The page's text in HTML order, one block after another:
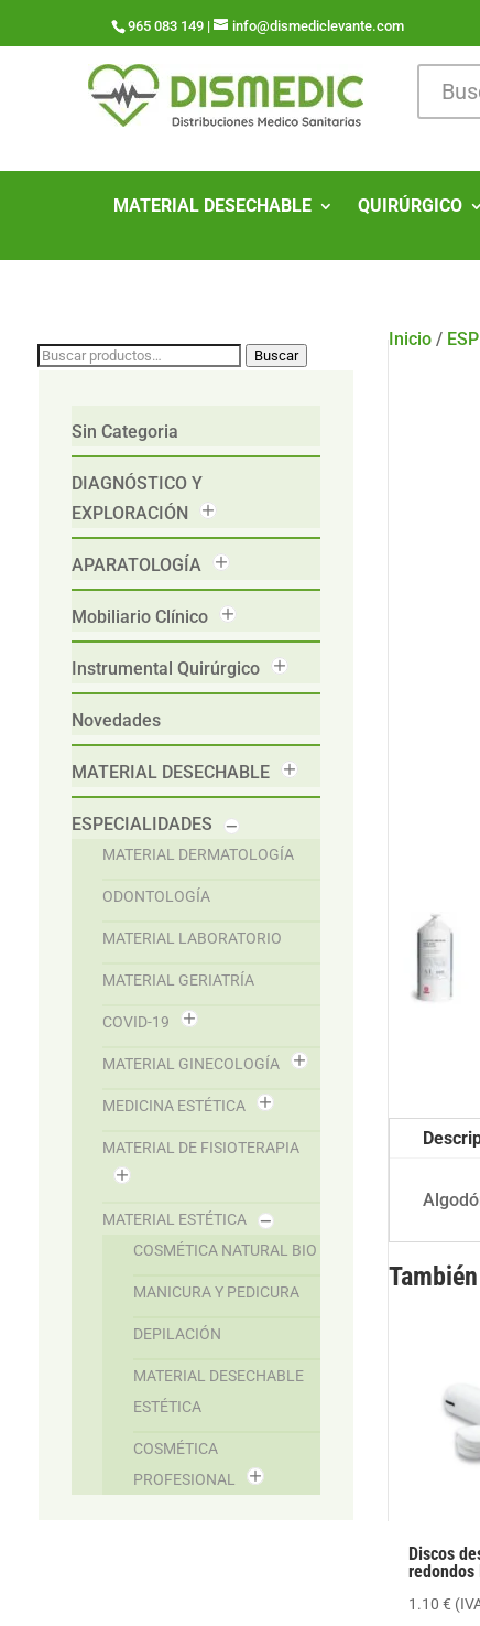
965 083 149 | info@dismediclevante.com
MATERIAL DESECHABLE QUIRÚRGICO
Buscar
Buscar
Sin Categoria
DIAGNÓSTICO Y
EXPLORACIÓN
APARATOLOGÍA
Mobiliario Clínico
Instrumental Quirúrgico
Novedades
MATERIAL DESECHABLE
ESPECIALIDADES
MATERIAL DERMATOLOGÍA
ODONTOLOGÍA
MATERIAL LABORATORIO
MATERIAL GERIATRÍA
COVID-19
MATERIAL GINECOLOGÍA
MEDICINA ESTÉTICA
MATERIAL DE FISIOTERAPIA
MATERIAL ESTÉTICA
COSMÉTICA NATURAL BIO
MANICURA Y PEDICURA
DEPILACIÓN
MATERIAL DESECHABLE
ESTÉTICA
COSMÉTICA
PROFESIONAL
Inicio/
Discos
redondos
1.10€